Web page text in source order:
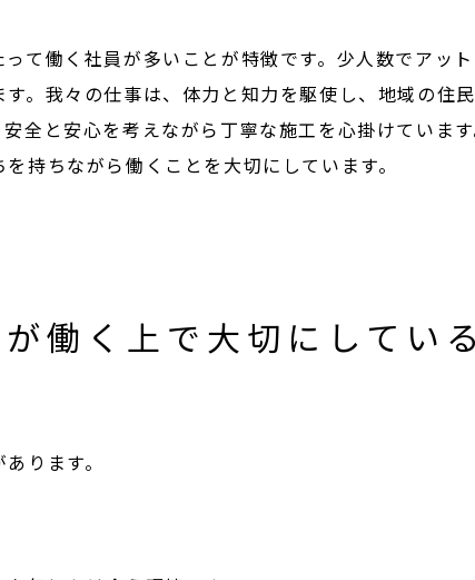
て働く社員が多いことが特徴です。少人数でアッ
。我々の仕事は、体力と知力を駆使し、地域の住
全と安心を考えながら丁寧な施工を心掛けていま
持ちながら働くことを大切にしています。
働く上で大切にしてい
ります。